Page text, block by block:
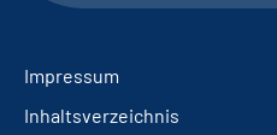
Impressum
Inhaltsverzeichnis